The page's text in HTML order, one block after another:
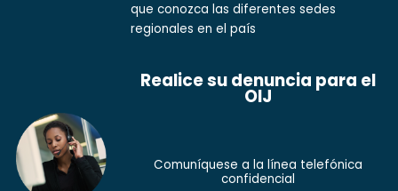
que conozca las diferentes sedes
regionales en el país
Realice su denuncia para el
OIJ
Comuníquese a la línea telefónica
confidencial